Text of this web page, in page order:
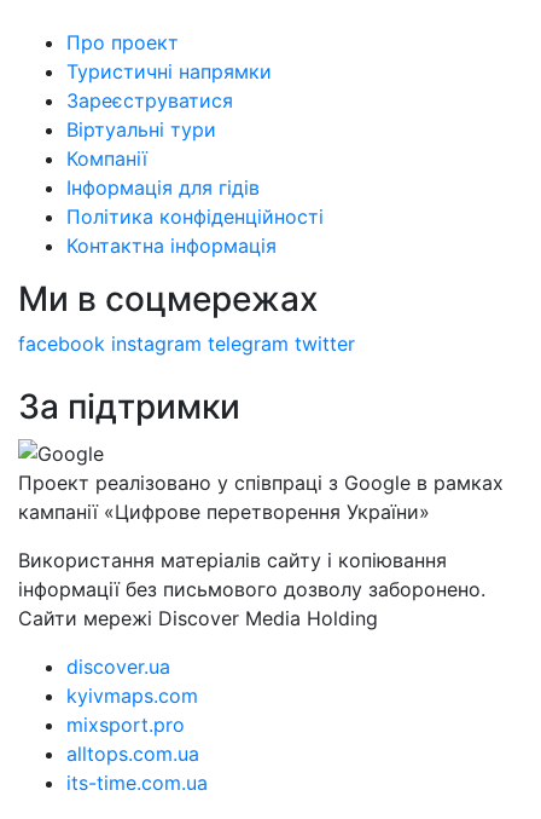
Про проект
Туристичні напрямки
Зареєструватися
Віртуальні тури
Компанії
Інформація для гідів
Політика конфіденційності
Контактна інформація
Ми в соцмережах
facebook instagram telegram twitter
За підтримки
Проект реалізовано у співпраці з Google в рамках
кампанії «Цифрове перетворення України»
Використання матеріалів сайту і копіювання
інформації без письмового дозволу заборонено.
Сайти мережі Discover Media Holding
discover.ua
kyivmaps.com
mixsport.pro
alltops.com.ua
its-time.com.ua